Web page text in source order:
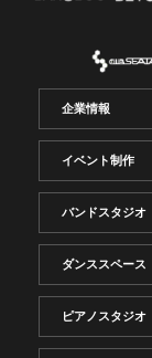
企業情報
イベント制作
バンドスタジオ
ダンススペース
ピアノスタジオ